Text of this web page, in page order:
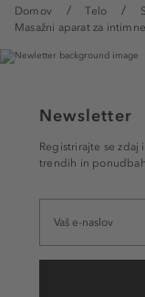
Domov Telo
Masažni aparat za
Newsletter
Registrirajte se
trendih in